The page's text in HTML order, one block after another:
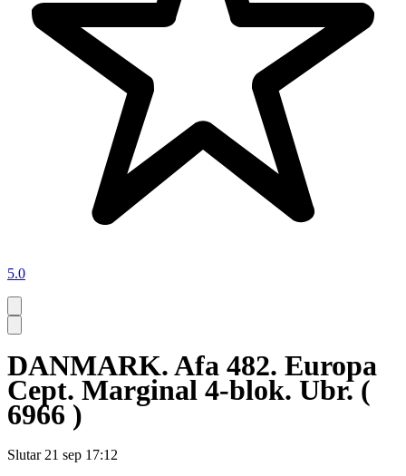
5.0
DANMARK. Afa 482. Europa
Cept. Marginal 4-blok. Ubr. (
6966 )
Slutar 21 sep 17:12